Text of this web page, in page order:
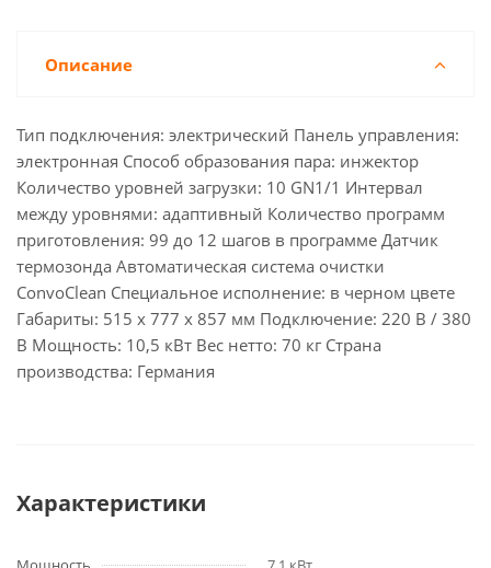
Описание
Тип подключения: электрический Панель управления:
электронная Способ образования пара: инжектор
Количество уровней загрузки: 10 GN1/1 Интервал
между уровнями: адаптивный Количество программ
приготовления: 99 до 12 шагов в программе Датчик
термозонда Автоматическая система очистки
ConvoClean Специальное исполнение: в черном цвете
Габариты: 515 x 777 x 857 мм Подключение: 220 В / 380
В Мощность: 10,5 кВт Вес нетто: 70 кг Страна
производства: Германия
Характеристики